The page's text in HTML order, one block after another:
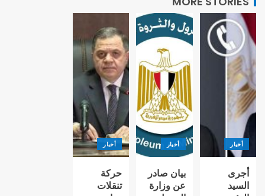
أخبار
أجرى
السيد
أخبار
بيان صادر
عن وزارة
أخبار
حركة
تنقلات